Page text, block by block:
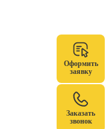
Оформить
заявку
Заказать
звонок